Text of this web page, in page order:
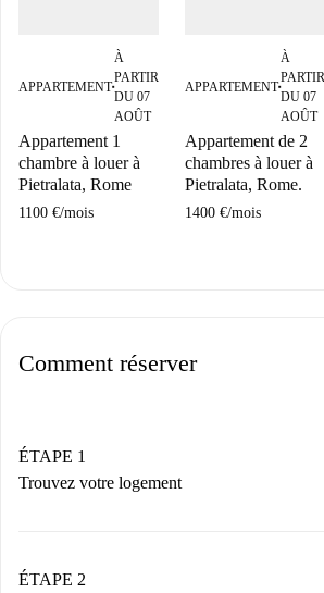
APPARTEMENT■
À
PARTIR
DU 07
AOÛT
Appartement 1
chambre à louer à
Pietralata, Rome
1100 €/mois
APPARTEMENT■
À
PARTIR
DU 07
AOÛT
Appartement de 2
chambres à louer à
Pietralata, Rome.
1400 €/mois
Comment réserver
ÉTAPE 1
Trouvez votre logement
Vous disposez à l’avance de toutes les
ÉTAPE 2